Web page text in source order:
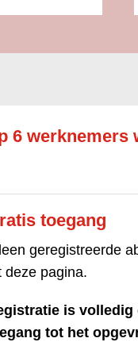
6 werknemers
toegang
geregistreerde
deze pagina.
is
tot het